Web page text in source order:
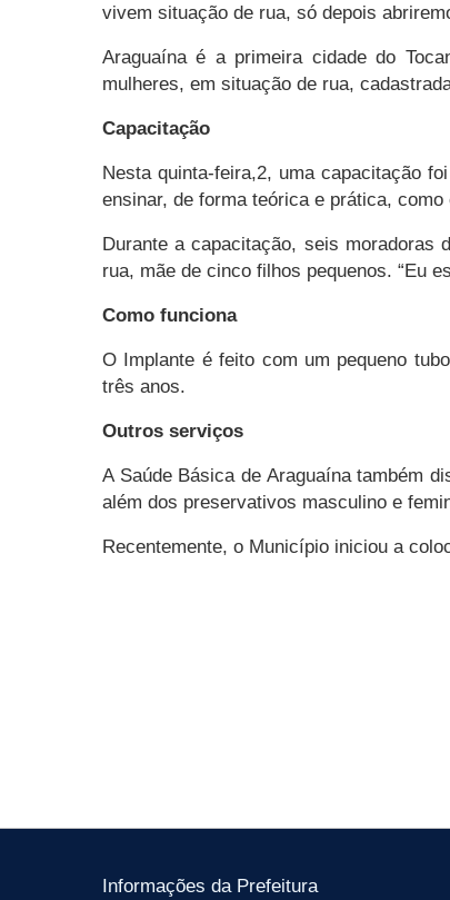
vivem situação de rua, só depois
Araguaína é a primeira cidade do
mulheres, em situação de rua,
Capacitação
Nesta quinta-feira,2, uma capacitação
ensinar, de forma teórica e prática,
Durante a capacitação, seis moradoras
rua, mãe de cinco filhos pequenos. “Eu
Como funciona
O Implante é feito com um pequeno
três anos.
Outros serviços
A Saúde Básica de Araguaína também
além dos preservativos masculino e
Recentemente, o Município iniciou a
Informações da Prefeitura